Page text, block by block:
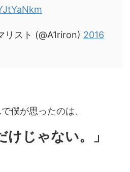
スト (@A1riron) 2016
僕が思ったのは、
けじゃない。」